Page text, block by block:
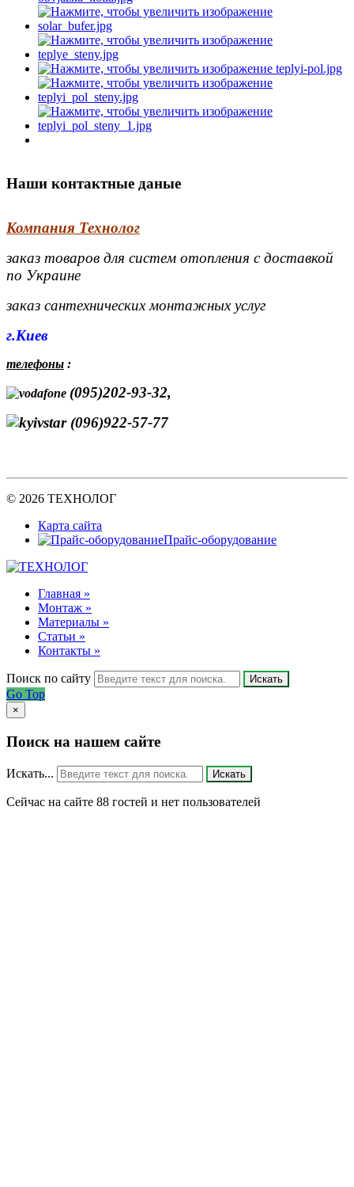
Наши контактные даные
Компания Технолог
заказ товаров для систем отопления с доставкой
по Украине
заказ сантехнических монтажных услуг
г.Киев
телефоны :
(095)202-93-32,
(096)922-57-77
© 2026 ТЕХНОЛОГ
Карта сайта
Прайс-оборудование
Главная »
Монтаж »
Материалы »
Статьи »
Контакты »
Поиск по сайту Искать
Go Top
×
Поиск на нашем сайте
Искать... Искать
Сейчас на сайте 88 гостей и нет пользователей